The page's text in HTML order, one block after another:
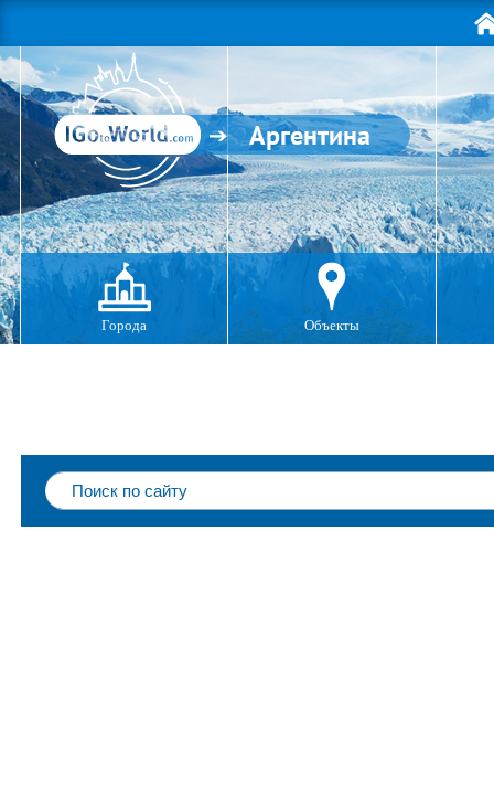
Аргентина
Города Объекты